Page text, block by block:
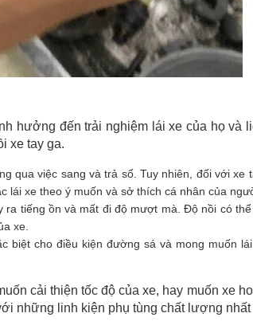
hưởng đến trải nghiệm lái xe của họ và
xe tay ga.
qua việc sang và trả số. Tuy nhiên, đối với xe
lái xe theo ý muốn và sở thích cá nhân của
tiếng ồn và mất đi độ mượt mà. Độ nồi có
xe.
biệt cho điều kiện đường sá và mong muốn
cải thiện tốc độ của xe, hay muốn xe
những linh kiện phụ tùng chất lượng nhất